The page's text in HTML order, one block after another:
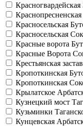
Красногвардейская
Краснопресненская
Красносельская
Красносельская
Красные ворота
Красные Ворота
Крестьянская
Кропоткинская
Кропоткинская
Крылатское
Кузнецкий мост
Кузьминки
Кунцевская